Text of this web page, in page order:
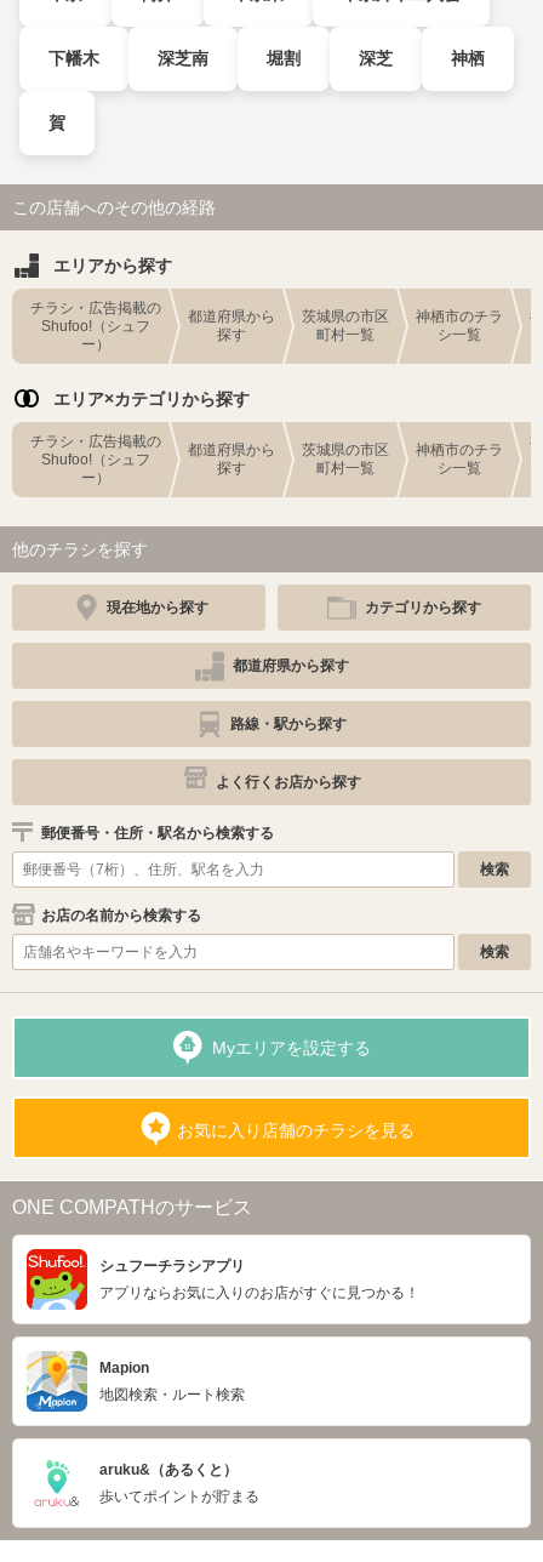
下幡木 深芝南 堀割 深芝 神栖
賀
この店舗へのその他の経路
エリアから探す
チラシ・広告掲載の
Shufoo!（シュフ
ー）
都道府県から
探す
茨城県の市区
町村一覧
神栖市のチラ
シ一覧
エリア×カテゴリから探す
チラシ・広告掲載の
Shufoo!（シュフ
ー）
都道府県から
探す
茨城県の市区
町村一覧
神栖市のチラ
シ一覧
他のチラシを探す
現在地から探す カテゴリから探す
都道府県から探す
路線・駅から探す
よく行くお店から探す
郵便番号・住所・駅名から検索する
お店の名前から検索する
Myエリアを設定する
お気に入り店舗のチラシを見る
ONE COMPATHのサービス
シュフーチラシアプリ
アプリならお気に入りのお店がすぐに見つかる！
Mapion
地図検索・ルート検索
aruku&（あるくと）
歩いてポイントが貯まる